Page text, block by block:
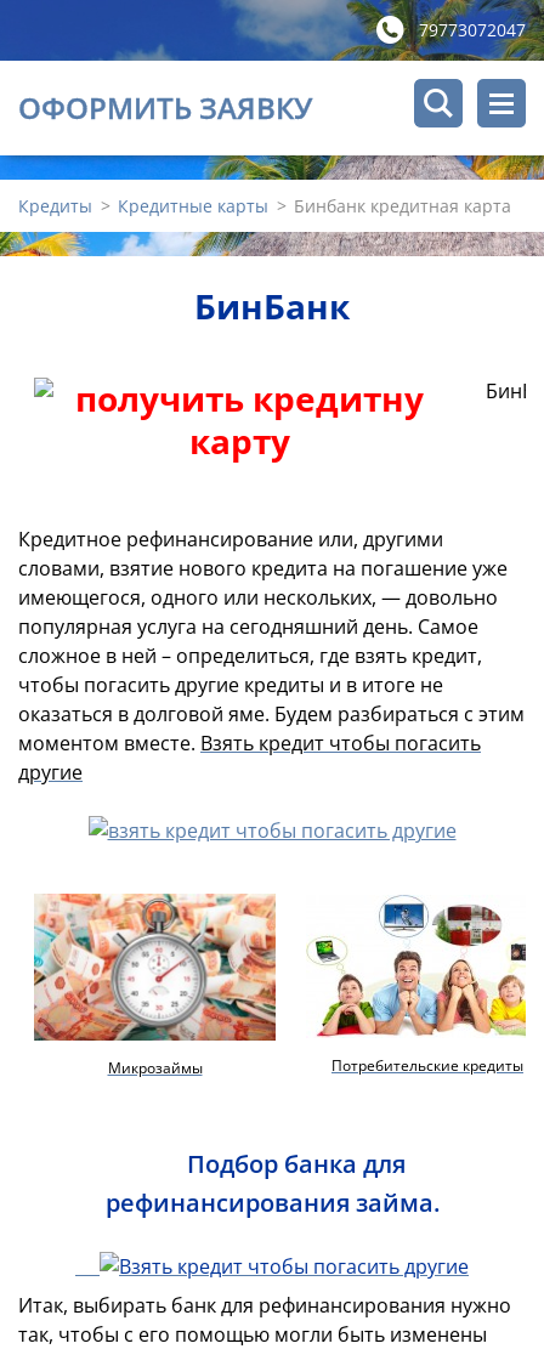
79773072047
ОФОРМИТЬ ЗАЯВКУ
Кредиты > Кредитные карты > Бинбанк кредитная карта
БинБанк
Кредитное рефинансирование или, другими
словами, взятие нового кредита на погашение уже
имеющегося, одного или нескольких, — довольно
популярная услуга на сегодняшний день. Самое
сложное в ней – определиться, где взять кредит,
чтобы погасить другие кредиты и в итоге не
оказаться в долговой яме. Будем разбираться с этим
моментом вместе. Взять кредит чтобы погасить
другие
Микрозаймы Потребительские кредиты
Подбор банка для
рефинансирования займа.
Итак, выбирать банк для рефинансирования нужно
так, чтобы с его помощью могли быть изменены